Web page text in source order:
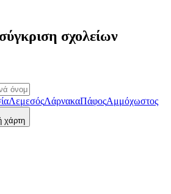
σχολείων
ΛεμεσόςΛάρνακαΠάφοςΑμμόχωστος
χάρτη